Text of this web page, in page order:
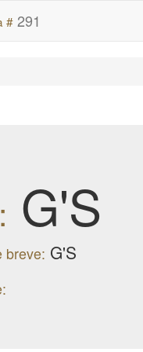
# 291
G'S
breve: G'S